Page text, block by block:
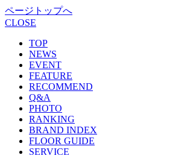
ページトップへ
CLOSE
TOP
NEWS
EVENT
FEATURE
RECOMMEND
Q&A
PHOTO
RANKING
BRAND INDEX
FLOOR GUIDE
SERVICE